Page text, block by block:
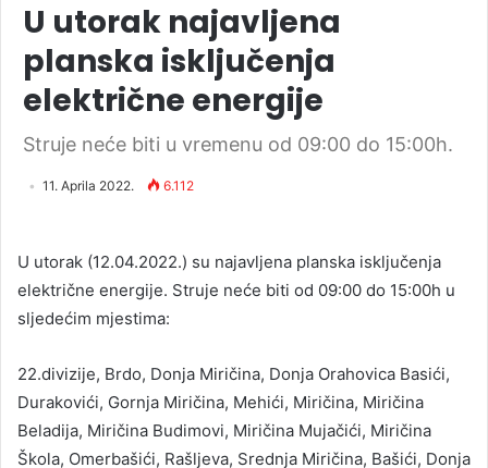
U utorak najavljena
planska isključenja
električne energije
Struje neće biti u vremenu od 09:00 do 15:00h.
11. Aprila 2022. 6.112
U utorak (12.04.2022.) su najavljena planska isključenja
električne energije. Struje neće biti od 09:00 do 15:00h u
sljedećim mjestima:
22.divizije, Brdo, Donja Miričina, Donja Orahovica Basići,
Durakovići, Gornja Miričina, Mehići, Miričina, Miričina
Beladija, Miričina Budimovi, Miričina Mujačići, Miričina
Škola, Omerbašići, Rašljeva, Srednja Miričina, Bašići, Donja